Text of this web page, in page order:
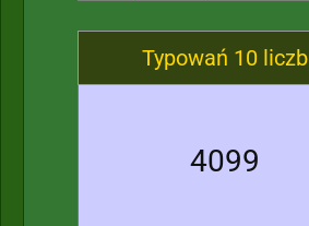
Typowań 10 liczb
4099